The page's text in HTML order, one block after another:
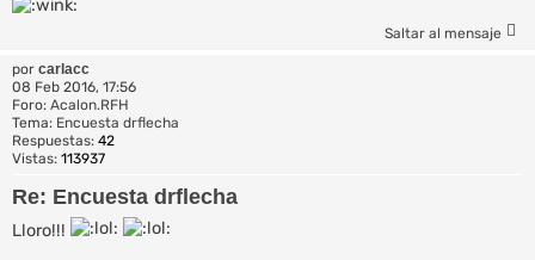
Saltar al mensaje
por carlacc
08 Feb 2016, 17:56
Foro: Acalon.RFH
Tema: Encuesta drflecha
Respuestas: 42
Vistas: 113937
Re: Encuesta drflecha
Lloro!!!